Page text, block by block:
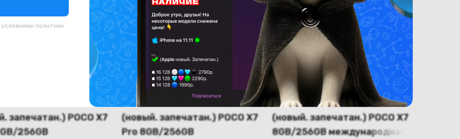
политики
запечатан.) POCO X7
256GB
(новый. запечатан.) POCO X7
Pro 8GB/256GB
(новый. запечатан.) POCO X7
8GB/256GB международная